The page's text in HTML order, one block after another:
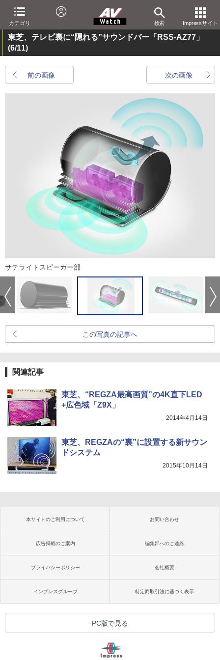
カテゴリ 検索 Impressサイト
東芝、テレビ裏に“隠れる”サウンドバー「RSS-AZ77」
(6/11)
前の画像 次の画像
サテライトスピーカー部
この写真の記事へ
関連記事
東芝、“REGZA最高画質”の4K直下LED
+広色域「Z9X」
2014年4月14日
東芝、REGZAの“裏”に設置する新サウン
ドシステム
2015年10月14日
本サイトのご利用について お問い合わせ
広告掲載のご案内 編集部へのご連絡
プライバシーポリシー 会社概要
インプレスグループ 特定商取引法に基づく表示
PC版で見る